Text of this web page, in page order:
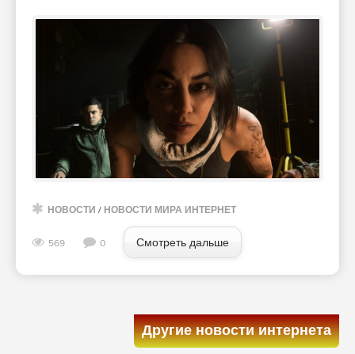
НОВОСТИ / НОВОСТИ МИРА ИНТЕРНЕТ
569 0 Смотреть дальше
Другие новости интернета